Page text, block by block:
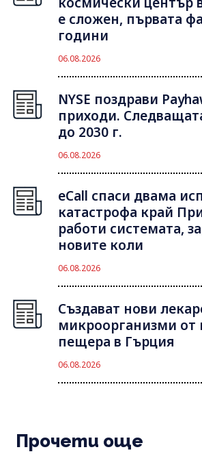
е сложен, първата
години
06.08.2026
NYSE поздрави
приходи.
до 2030 г.
06.08.2026
eCall спаси двама
катастрофа край
работи системата,
новите коли
06.08.2026
Създават нови
микроорганизми от
пещера в Гърция
06.08.2026
Прочети още